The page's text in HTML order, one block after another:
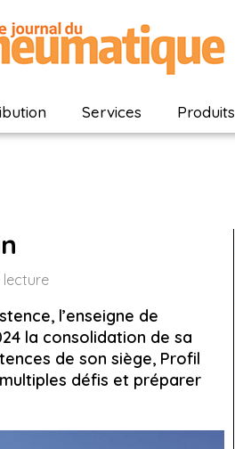
Services Produits
lecture
l’enseigne de
la consolidation de sa
de son siège, Profil
défis et préparer